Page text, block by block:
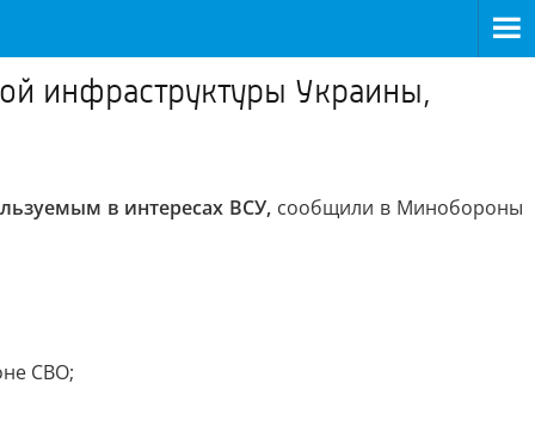
инфраструктуры Украины,
в интересах ВСУ, сообщили в Минобороны
СВО;